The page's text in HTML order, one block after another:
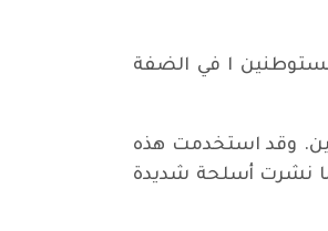
ا في الضفة
وقد استخدمت هذه
نشرت أسلحة شديدة